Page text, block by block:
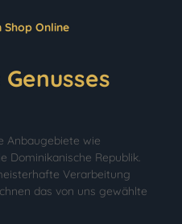
Online
Anbaugebiete wie
Dominikanische Republik.
Verarbeitung
das von uns gewählte